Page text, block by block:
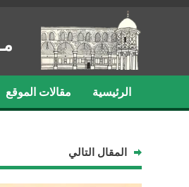
الرئيسية مقالات الموقع
المقال التالي